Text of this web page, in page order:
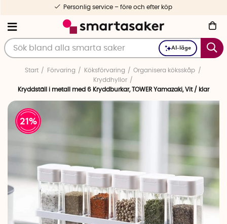
AI-läge
Personlig service – före och efter köp
Start Förvaring Köksförvaring
Organisera köksskåp
Kryddhyllor
Kryddställ i metall med 6 Kryddburkar, TOWER Yamazaki, Vit / klar
21